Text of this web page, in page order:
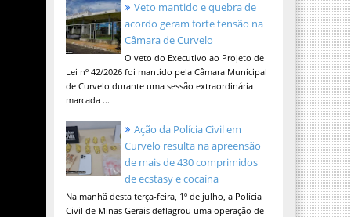
Veto mantido e quebra de
acordo geram forte tensão na
Câmara de Curvelo
O veto do Executivo ao Projeto de
Lei nº 42/2026 foi mantido pela Câmara Municipal
de Curvelo durante uma sessão extraordinária
marcada ...
Ação da Polícia Civil em
Curvelo resulta na apreensão
de mais de 430 comprimidos
de ecstasy e cocaína
Na manhã desta terça-feira, 1º de julho, a Polícia
Civil de Minas Gerais deflagrou uma operação de